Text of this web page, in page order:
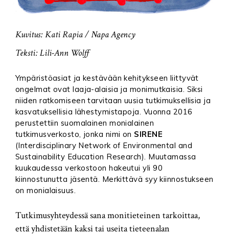
Kuvitus: Kati Rapia / Napa Agency
Teksti: Lili-Ann Wolff
Ympäristöasiat ja kestävään kehitykseen liittyvät
ongelmat ovat laaja-alaisia ja monimutkaisia. Siksi
niiden ratkomiseen tarvitaan uusia tutkimuksellisia ja
kasvatuksellisia lähestymistapoja. Vuonna 2016
perustettiin suomalainen monialainen
tutkimusverkosto, jonka nimi on SIRENE
(Interdisciplinary Network of Environmental and
Sustainability Education Research). Muutamassa
kuukaudessa verkostoon hakeutui yli 90
kiinnostunutta jäsentä. Merkittävä syy kiinnostukseen
on monialaisuus.
Tutkimusyhteydessä sana monitieteinen tarkoittaa,
että yhdistetään kaksi tai useita tieteenalan